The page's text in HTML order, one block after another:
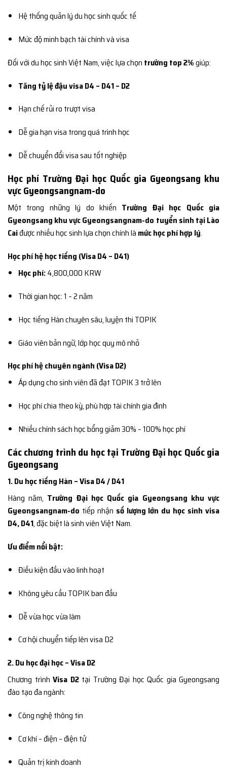
Hệ thống quản lý du học sinh quốc tế
Mức độ minh bạch tài chính và visa
Đối với du học sinh Việt Nam, việc lựa chọn trường top 2%giúp:
Tăng tỷ lệ đậu visa D4 – D41 – D2
Hạn chế rủi ro trượt visa
Dễ gia hạn visa trong quá trình học
Dễ chuyển đổi visa sau tốt nghiệp
Học phí Trường Đại học Quốc gia Gyeongsang khu
vực Gyeongsangnam-do
Một trong những lý do khiến Trường Đại học Quốc gia
Gyeongsang khu vực Gyeongsangnam-do tuyển sinh tại Lào
Caiđược nhiều học sinh lựa chọn chính là mức học phí hợp lý.
Học phí hệ học tiếng (Visa D4 – D41)
Học phí:4,800,000 KRW
Thời gian học: 1 – 2 năm
Học tiếng Hàn chuyên sâu, luyện thi TOPIK
Giáo viên bản ngữ, lớp học quy mô nhỏ
Học phí hệ chuyên ngành (Visa D2)
Áp dụng cho sinh viên đã đạt TOPIK 3 trở lên
Học phí chia theo kỳ, phù hợp tài chính gia đình
Nhiều chính sách học bổng giảm 30% – 100% học phí
Các chương trình du học tại Trường Đại học Quốc gia
Gyeongsang
1. Du học tiếng Hàn – Visa D4 / D41
Hàng năm, Trường Đại học Quốc gia Gyeongsang khu vực
Gyeongsangnam-do tiếp nhận số lượng lớn du học sinh visa
D4, D41, đặc biệt là sinh viên Việt Nam.
Ưu điểm nổi bật:
Điều kiện đầu vào linh hoạt
Không yêu cầu TOPIK ban đầu
Dễ vừa học vừa làm
Cơ hội chuyển tiếp lên visa D2
2. Du học đại học – Visa D2
Chương trình Visa D2tại Trường Đại học Quốc gia Gyeongsang
đào tạo đa ngành:
Công nghệ thông tin
Cơ khí – điện – điện tử
Quản trị kinh doanh